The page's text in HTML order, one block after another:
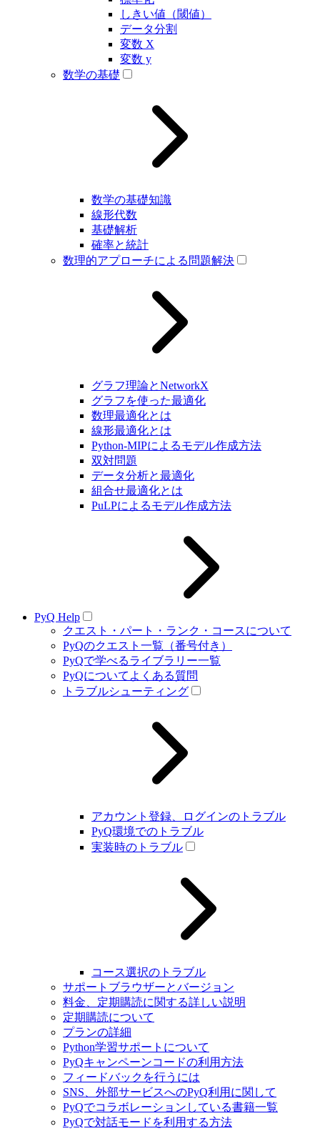
しきい値（閾値）
データ分割
変数 X
変数 y
数学の基礎
数学の基礎知識
線形代数
基礎解析
確率と統計
数理的アプローチによる問題解決
グラフ理論とNetworkX
グラフを使った最適化
数理最適化とは
線形最適化とは
Python-MIPによるモデル作成方法
双対問題
データ分析と最適化
組合せ最適化とは
PuLPによるモデル作成方法
PyQ Help
クエスト・パート・ランク・コースについて
PyQのクエスト一覧（番号付き）
PyQで学べるライブラリー一覧
PyQについてよくある質問
トラブルシューティング
アカウント登録、ログインのトラブル
PyQ環境でのトラブル
実装時のトラブル
コース選択のトラブル
サポートブラウザーとバージョン
料金、定期購読に関する詳しい説明
定期購読について
プランの詳細
Python学習サポートについて
PyQキャンペーンコードの利用方法
フィードバックを行うには
SNS、外部サービスへのPyQ利用に関して
PyQでコラボレーションしている書籍一覧
PyQで対話モードを利用する方法